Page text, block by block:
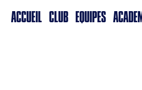
ACCUEIL CLUB EQUIPES